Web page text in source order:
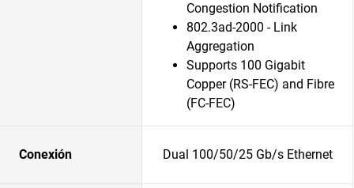
Congestion Notification
802.3ad-2000 - Link
Aggregation
Supports 100 Gigabit
Copper (RS-FEC) and Fibre
(FC-FEC)
Conexión Dual 100/50/25 Gb/s Ethernet